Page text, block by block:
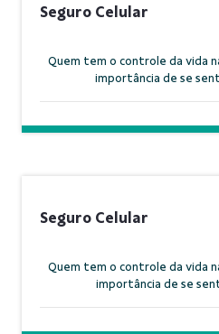
Seguro Celular
Quem tem o controle da vida
importância de se
Seguro Celular
Quem tem o controle da vida
importância de se